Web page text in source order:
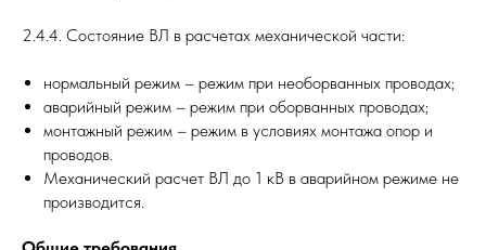
2.4.4. Состояние ВЛ в расчетах механической части:
нормальный режим – режим при необорванных проводах;
аварийный режим – режим при оборванных проводах;
монтажный режим – режим в условиях монтажа опор и
проводов.
Механический расчет ВЛ до 1 кВ в аварийном режиме не
производится.